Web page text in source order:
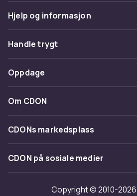
Hjelp og informasjon
Vanlige spørsmål
Spor pakke
Angre & returner her
Kontakt oss
Handle trygt
Betaling
Levering
Tilbakekallinger
Oppdage
Kategorier
Varemerker
Om CDON
Om oss
Kundeanmeldelser
Jobbe på CDON
Investor relations
CDONs markedsplass
Merchant Help Center
CDON på sosiale medier
Copyright © 2010-2026